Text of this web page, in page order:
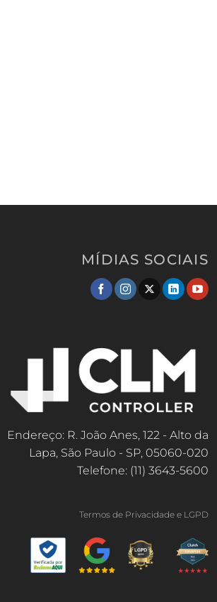
MÍDIAS SOCIAIS
Endereço: R. João Anes, 122 - Alto da
Lapa, São Paulo - SP, 05060-020
Telefone: (11) 3643-5600
Termos de Privacidade e LGPD